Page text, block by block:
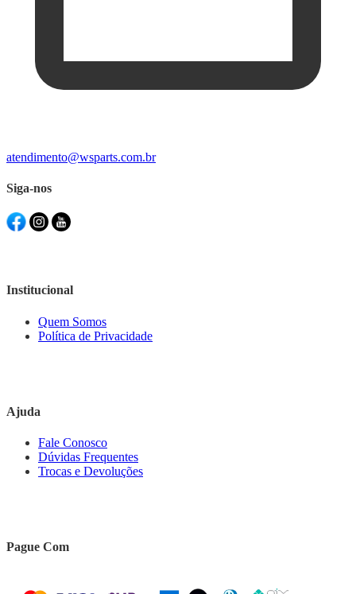
atendimento@wsparts.com.br
Siga-nos
Institucional
Quem Somos
Política de Privacidade
Ajuda
Fale Conosco
Dúvidas Frequentes
Trocas e Devoluções
Pague Com